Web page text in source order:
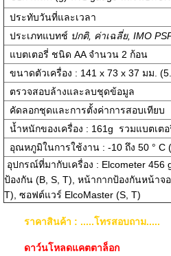
ประทับวันที่และเวลา
ประเภทแบทช์ ปกติ, ค่าเฉลี่ย, IMO
แบตเตอรี่ ชนิด AA จำนวน 2 ก้อน
ขนาดตัวเครื่อง : 141 x 73 x 37 มม.
ตรวจสอบล้างและลบชุดข้อมูล
คัดลอกชุดและการตั้งค่าการสอบเทียบ
น้ำหนักของเครื่อง : 161g รวมแบตเต
อุณหภูมิในการใช้งาน : -10 ถึง 50 ° C
อุปกรณ์ที่มากับเครื่อง : Elcometer
ป้องกัน (B, S, T), หน้ากากป้องกันหน้าจ
T), ซอฟต์แวร์ ElcoMaster (S, T)
ราคาสินค้า : .....โทรสอบถาม.....
ดาว์นโหลดแคตตาล็อก